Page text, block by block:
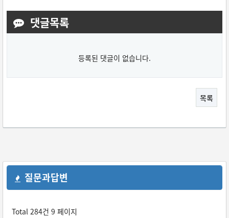
댓글목록
등록된 댓글이 없습니다.
목록
질문과답변
Total 284건 9 페이지